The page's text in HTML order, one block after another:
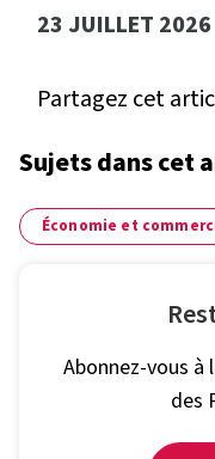
23 JUILLET 2026
Partagez cet
Sujets dans cet
Économie et
Abonnez-vous à
des